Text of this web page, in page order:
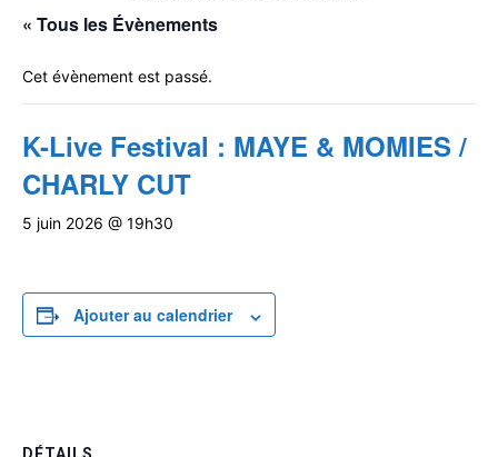
« Tous les Évènements
Cet évènement est passé.
K-Live Festival : MAYE & MOMIES /
CHARLY CUT
5 juin 2026 @ 19h30
Ajouter au calendrier